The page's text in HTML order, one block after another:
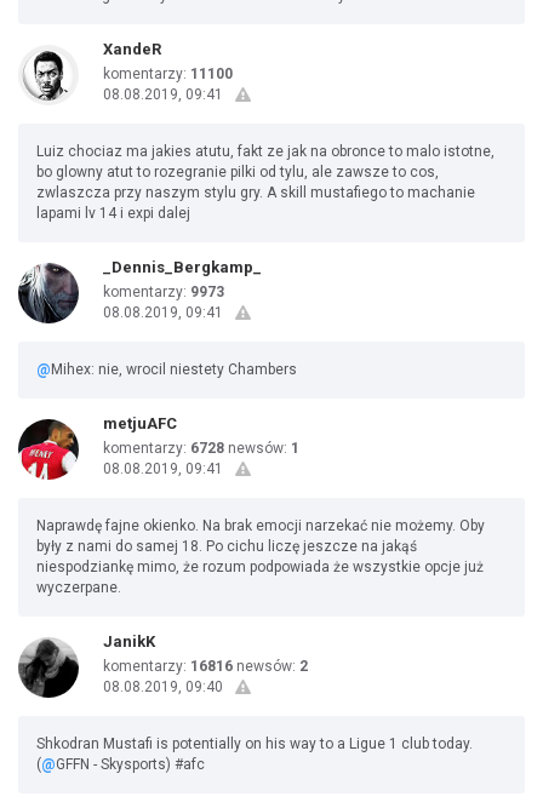
XandeR
komentarzy: 11100
08.08.2019, 09:41
Luiz chociaz ma jakies atutu, fakt ze jak na obronce to malo istotne,
bo glowny atut to rozegranie pilki od tylu, ale zawsze to cos,
zwlaszcza przy naszym stylu gry. A skill mustafiego to machanie
lapami lv 14 i expi dalej
_Dennis_Bergkamp_
komentarzy: 9973
08.08.2019, 09:41
@ Mihex: nie, wrocil niestety Chambers
metjuAFC
komentarzy: 6728 newsów: 1
08.08.2019, 09:41
Naprawdę fajne okienko. Na brak emocji narzekać nie możemy. Oby
były z nami do samej 18. Po cichu liczę jeszcze na jakąś
niespodziankę mimo, że rozum podpowiada że wszystkie opcje już
wyczerpane.
JanikK
komentarzy: 16816 newsów: 2
08.08.2019, 09:40
Shkodran Mustafi is potentially on his way to a Ligue 1 club today.
(@GFFN - Skysports) #afc